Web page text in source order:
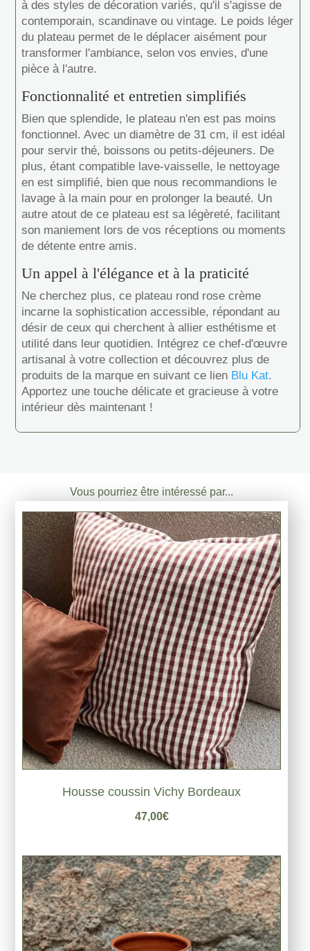
à des styles de décoration variés, qu'il s'agisse de
contemporain, scandinave ou vintage. Le poids léger
du plateau permet de le déplacer aisément pour
transformer l'ambiance, selon vos envies, d'une
pièce à l'autre.
Fonctionnalité et entretien simplifiés
Bien que splendide, le plateau n'en est pas moins
fonctionnel. Avec un diamètre de 31 cm, il est idéal
pour servir thé, boissons ou petits-déjeuners. De
plus, étant compatible lave-vaisselle, le nettoyage
en est simplifié, bien que nous recommandions le
lavage à la main pour en prolonger la beauté. Un
autre atout de ce plateau est sa légèreté, facilitant
son maniement lors de vos réceptions ou moments
de détente entre amis.
Un appel à l'élégance et à la praticité
Ne cherchez plus, ce plateau rond rose crème
incarne la sophistication accessible, répondant au
désir de ceux qui cherchent à allier esthétisme et
utilité dans leur quotidien. Intégrez ce chef-d'œuvre
artisanal à votre collection et découvrez plus de
produits de la marque en suivant ce lien Blu Kat.
Apportez une touche délicate et gracieuse à votre
intérieur dès maintenant !
Vous pourriez être intéressé par...
Housse coussin Vichy Bordeaux
47,00€